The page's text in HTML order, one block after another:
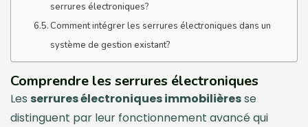
serrures électroniques?
Comment intégrer les serrures électroniques dans un
système de gestion existant?
Comprendre les serrures électroniques
Les serrures électroniques immobilièresse
distinguent par leur fonctionnement avancé qui